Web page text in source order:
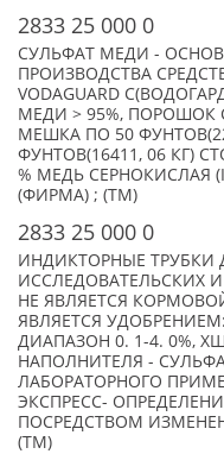
2833 25 000 0
СУЛЬФАТ МЕДИ -
ПРОИЗВОДСТВА
VODAGUARD
МЕДИ > 95%, ПОРОШОК
МЕШКА ПО 50
ФУНТОВ(16411, 06 КГ)
% МЕДЬ СЕРНОКИСЛАЯ
(ФИРМА) ; (TM)
2833 25 000 0
ИНДИКТОРНЫЕ ТРУБКИ
ИССЛЕДОВАТЕЛЬСКИХ
НЕ ЯВЛЯЕТСЯ
ЯВЛЯЕТСЯ
ДИАПАЗОН 0. 1-4. 0%,
НАПОЛНИТЕЛЯ -
ЛАБОРАТОРНОГО
ЭКСПРЕСС-
ПОСРЕДСТВОМ
(TM)